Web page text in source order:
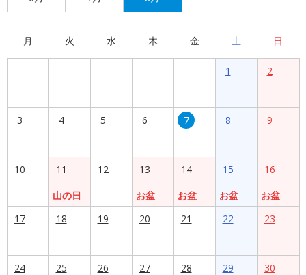
月 火 水 木 金 土 日
1 2
3 4 5 6 7 8 9
10
11
山の日
12
13
お盆
14
お盆
15
お盆
16
お盆
17
18 19 20 21 22 23
24 25 26 27 28 29 30